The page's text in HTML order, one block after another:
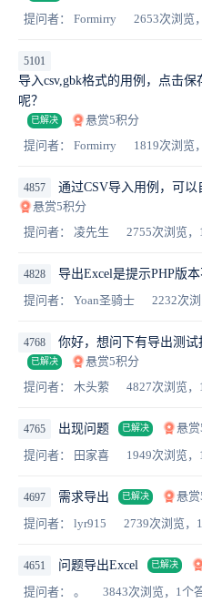
提问者： Formirry
2653次浏览
5101
导入csv,gbk格式的用例，点击
呢？
已解决
悬赏5积分
提问者： Formirry
1819次浏览
4857 通过CSV导入用例，可以
悬赏5积分
提问者： 凌先生
2755次浏览
4828 导出Excel是提示PHP版
提问者： Yoan圣骑士
2232次
4768 你好，想问下有导出测试
已解决
悬赏5积分
提问者： 木头萦
4827次浏览
4765 出现问题 已解决
悬
提问者： 田家喜
1949次浏览
4697 需求导出 已解决
悬
提问者： lyr915
2739次浏览，
4651 问题导出Excel 已解决
提问者： 。
3843次浏览，1个